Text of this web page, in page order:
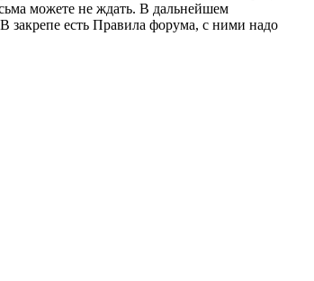
можете не ждать. В дальнейшем
закрепе есть Правила форума, с ними надо